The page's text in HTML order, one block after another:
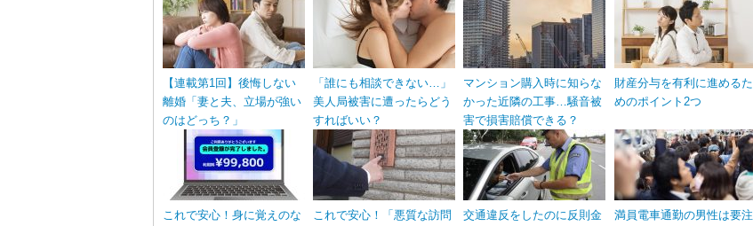
【連載第1回】後悔しない
離婚「妻と夫、立場が強い
のはどっち？」
「誰にも相談できない…」
美人局被害に遭ったらどう
すればいい？
マンション購入時に知らな
かった近隣の工事…騒音被
害で損害賠償できる？
財産分与を有利に進めるた
めのポイント2つ
これで安心！身に覚えのな
これで安心！「悪質な訪問
交通違反をしたのに反則金
満員電車通勤の男性は要注